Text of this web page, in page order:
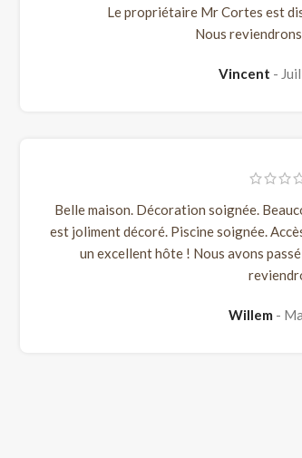
Le propriétaire Mr Cortes est
Nous
Vincent
Belle maison. Décoration soignée.
est joliment décoré. Piscine soignée.
un excellent hôte ! Nous avons
Willem